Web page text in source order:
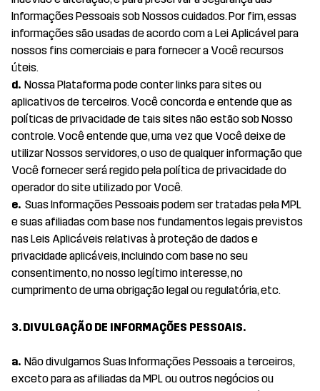
Informações Pessoais sob Nossos cuidados. Por fim, essas
informações são usadas de acordo com a Lei Aplicável para
nossos fins comerciais e para fornecer a Você recursos
úteis.
d.Nossa Plataforma pode conter links para sites ou
aplicativos de terceiros. Você concorda e entende que as
políticas de privacidade de tais sites não estão sob Nosso
controle. Você entende que, uma vez que Você deixe de
utilizar Nossos servidores, o uso de qualquer informação que
Você fornecer será regido pela política de privacidade do
operador do site utilizado por Você.
e. Suas Informações Pessoais podem ser tratadas pela MPL
e suas afiliadas com base nos fundamentos legais previstos
nas Leis Aplicáveis relativas à proteção de dados e
privacidade aplicáveis, incluindo com base no seu
consentimento, no nosso legítimo interesse, no
cumprimento de uma obrigação legal ou regulatória, etc.
3. DIVULGAÇÃO DE INFORMAÇÕES PESSOAIS.
a. Não divulgamos Suas Informações Pessoais a terceiros,
exceto para as afiliadas da MPL ou outros negócios ou